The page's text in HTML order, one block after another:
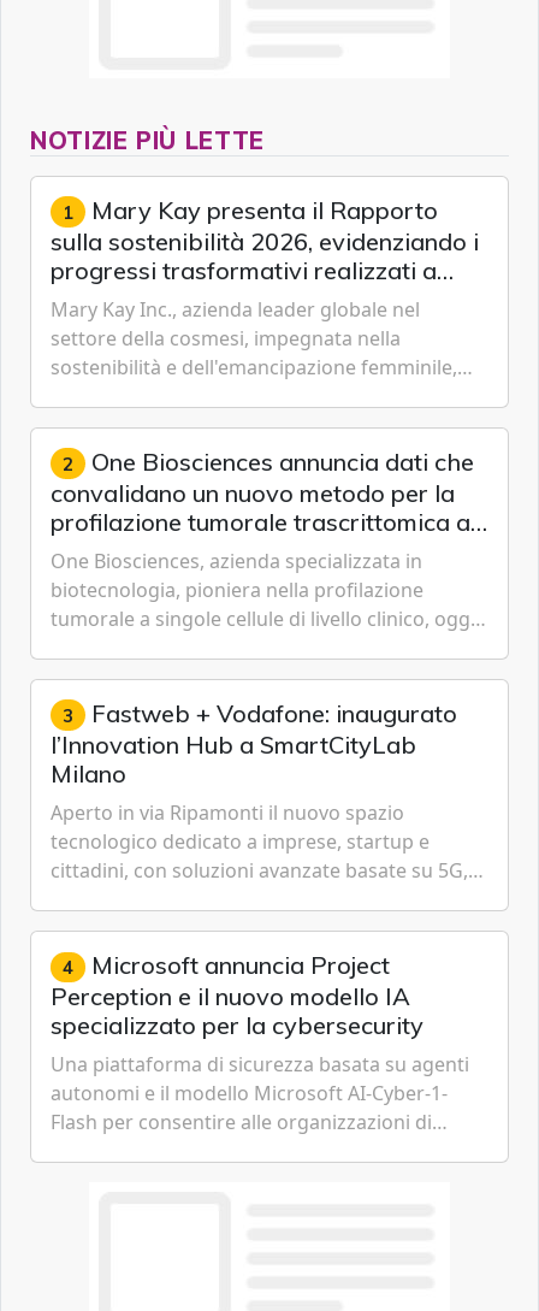
NOTIZIE PIÙ LETTE
1 Mary Kay presenta il Rapporto
sulla sostenibilità 2026, evidenziando i
progressi trasformativi realizzati a
livello globale nelle sfere sociale,
economica e ambientale
Mary Kay Inc., azienda leader globale nel
settore della cosmesi, impegnata nella
sostenibilità e dell'emancipazione femminile,
sostenibilità 2026, una panora...
2 One Biosciences annuncia dati che
convalidano un nuovo metodo per la
profilazione tumorale trascrittomica a
singole cellule da campioni istologici
One Biosciences, azienda specializzata in
biotecnologia, pioniera nella profilazione
tumorale a singole cellule di livello clinico, oggi
espressione dell'...
3 Fastweb + Vodafone: inaugurato
l’Innovation Hub a SmartCityLab
Milano
Aperto in via Ripamonti il nuovo spazio
tecnologico dedicato a imprese, startup e
cittadini, con soluzioni avanzate basate su 5G,
Cybersecurity.
4 Microsoft annuncia Project
Perception e il nuovo modello IA
specializzato per la cybersecurity
Una piattaforma di sicurezza basata su agenti
autonomi e il modello Microsoft AI-Cyber-1-
Flash per consentire alle organizzazioni di